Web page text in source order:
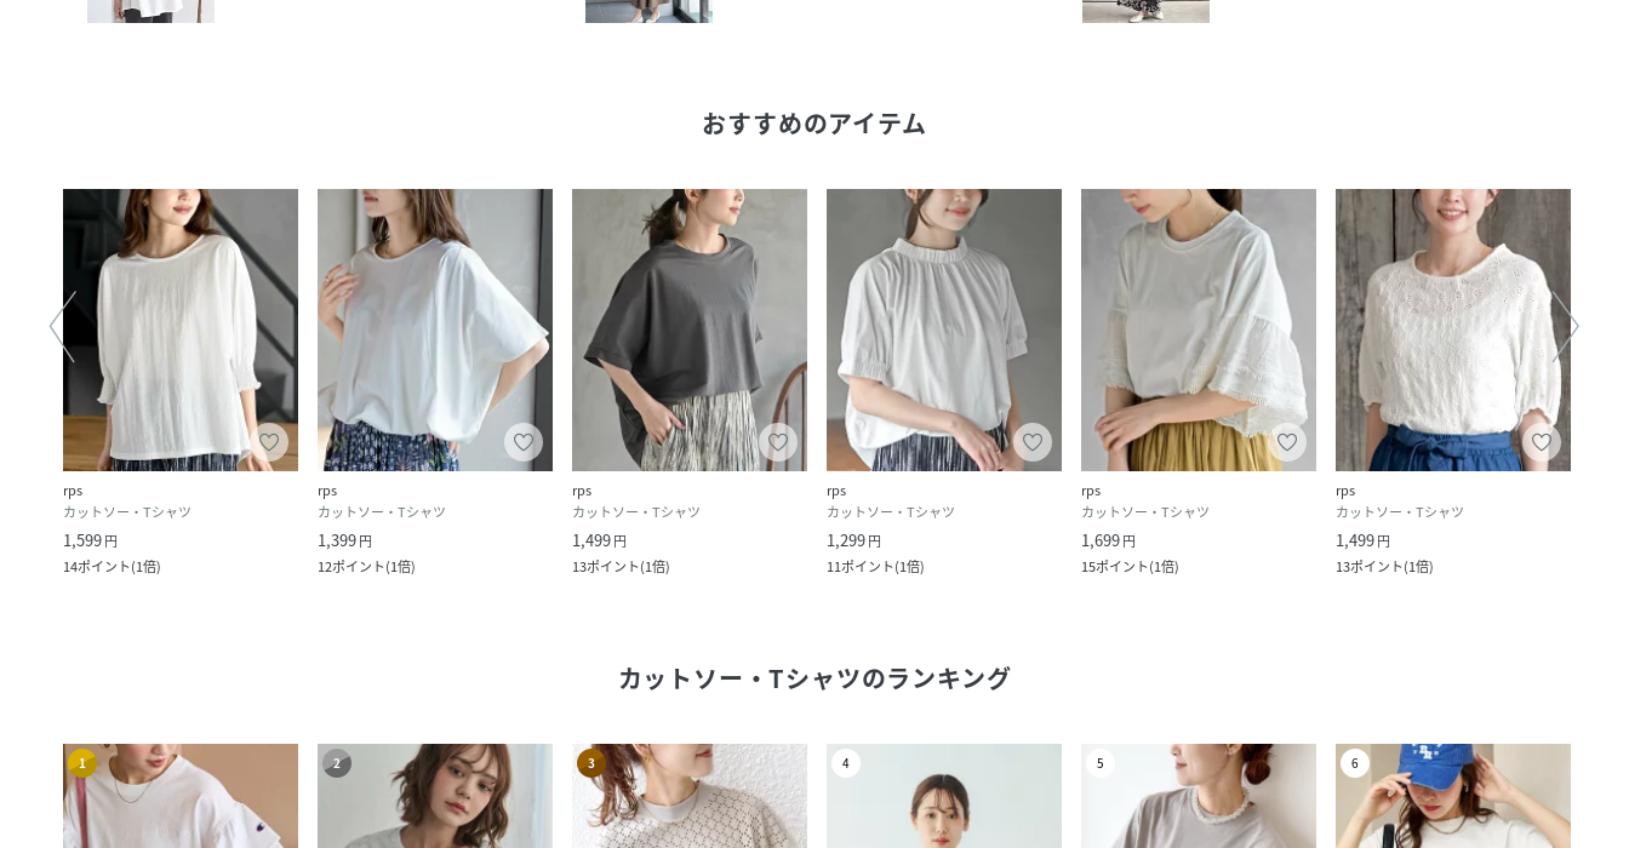
おすすめのアイテム
rps
カットソー・Tシャツ
1,599円
14ポイント(1倍)
rps
カットソー・Tシャツ
1,399円
12ポイント(1倍)
rps
カットソー・Tシャツ
1,499円
13ポイント(1倍)
rps
カットソー・Tシャツ
1,299円
11ポイント(1倍)
rps
カットソー・Tシャツ
1,699円
15ポイント(1倍)
rps
カットソー・Tシャツ
1,499円
13ポイント(1倍)
カットソー・Tシャツのランキング
1 2 3 4 5 6